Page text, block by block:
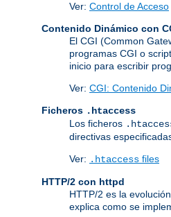
Ver: Control de Acceso
Contenido Dinámico con
El CGI (Common
programas CGI o
inicio para escribir
Ver: CGI: Contenido
Ficheros .htaccess
Los ficheros
directivas
Ver: .htaccess files
HTTP/2 con httpd
HTTP/2 es la
explica como se